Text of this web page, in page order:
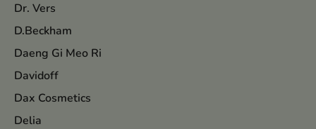
Dr. Vers
D.Beckham
Daeng Gi Meo Ri
Davidoff
Dax Cosmetics
Delia